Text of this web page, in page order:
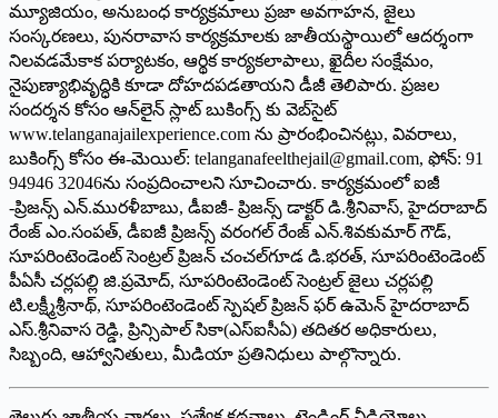
మ్యూజియం, అనుబంధ కార్యక్రమాలు ప్రజా అవగాహన, జైలు
సంస్కరణలు, పునరావాస కార్యక్రమాలకు జాతీయస్థాయిలో ఆదర్శంగా
నిలవడమేకాక పర్యాటకం, ఆర్థిక కార్యకలాపాలు, ఖైదీల సంక్షేమం,
నైపుణ్యాభివృద్ధికి కూడా దోహదపడతాయని డీజీ తెలిపారు. ప్రజల
సందర్శన కోసం ఆన్‌లైన్ స్లాట్ బుకింగ్స్ కు వెబ్‌సైట్
www.telanganajailexperience.com ను ప్రారంభించినట్లు, వివరాలు,
బుకింగ్స్ కోసం ఈ-మెయిల్: telanganafeelthejail@gmail.com, ఫోన్: 91
94946 32046ను సంప్రదించాలని సూచించారు. కార్యక్రమంలో ఐజీ
-ప్రిజన్స్ ఎన్.మురళీబాబు, డీఐజీ- ప్రిజన్స్ డాక్టర్ డి.శ్రీనివాస్, హైదరాబాద్
రేంజ్ ఎం.సంపత్, డీఐజీ ప్రిజన్స్ వరంగల్ రేంజ్ ఎన్.శివకుమార్ గౌడ్,
సూపరింటెండెంట్ సెంట్రల్ ప్రిజన్ చంచల్‌గూడ డి.భరత్, సూపరింటెండెంట్
పీఏసీ చర్లపల్లి జి.ప్రమోద్, సూపరింటెండెంట్ సెంట్రల్ జైలు చర్లపల్లి
టి.లక్ష్మీశ్రీనాథ్, సూపరింటెండెంట్ స్పెషల్ ప్రిజన్ ఫర్ ఉమెన్ హైదరాబాద్
ఎస్.శ్రీనివాస రెడ్డి, ప్రిన్సిపాల్ సికా(ఎస్‌ఐసీఏ) తదితర అధికారులు,
సిబ్బంది, ఆహ్వానితులు, మీడియా ప్రతినిధులు పాల్గొన్నారు.